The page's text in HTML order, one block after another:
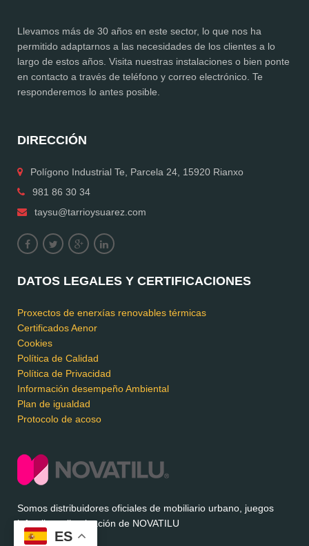
Llevamos más de 30 años en este sector, lo que nos ha
permitido adaptarnos a las necesidades de los clientes a lo
largo de estos años. Visita nuestras instalaciones o bien ponte
en contacto a través de teléfono y correo electrónico. Te
responderemos lo antes posible.
DIRECCIÓN
Polígono Industrial Te, Parcela 24, 15920 Rianxo
981 86 30 34
taysu@tarrioysuarez.com
DATOS LEGALES Y CERTIFICACIONES
Proxectos de enerxías renovables térmicas
Certificados Aenor
Cookies
Política de Calidad
Política de Privacidad
Información desempeño Ambiental
Plan de igualdad
Protocolo de acoso
Somos distribuidores oficiales de mobiliario urbano, juegos
infantiles e iluminación de NOVATILU
ES